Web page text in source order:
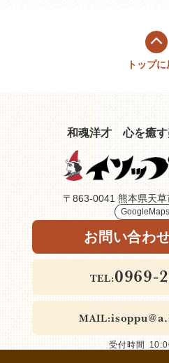
トップに
和魂洋才 心を癒
〒863-0041 熊本県天
GoogleMaps
お問い合わ
0969-